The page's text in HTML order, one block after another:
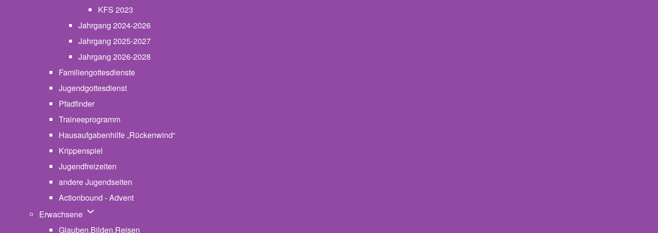
KFS 2023
Jahrgang 2024-2026
Jahrgang 2025-2027
Jahrgang 2026-2028
Familiengottesdienste
Jugendgottesdienst
Pfadfinder
Traineeprogramm
Hausaufgabenhilfe „Rückenwind“
Krippenspiel
Jugendfreizeiten
andere Jugendseiten
Actionbound - Advent
Erwachsene Unternavigation von Erwachsene
Glauben.Bilden.Reisen